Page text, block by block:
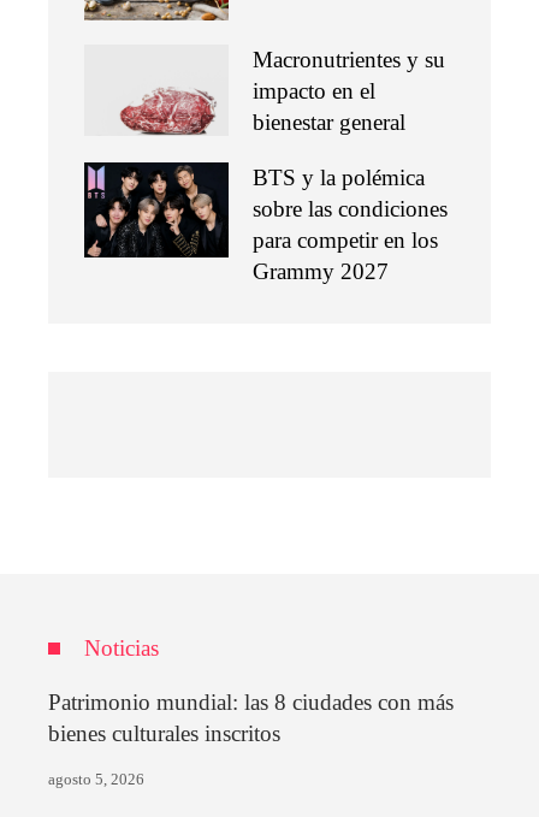
Macronutrientes y su
impacto en el
bienestar general
BTS y la polémica
sobre las condiciones
para competir en los
Grammy 2027
Noticias
Patrimonio mundial: las 8 ciudades con más
bienes culturales inscritos
agosto 5, 2026